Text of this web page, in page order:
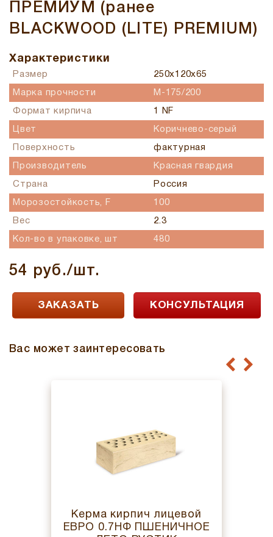
ПРЕМИУМ (ранее
BLACKWOOD (LITE) PREMIUM)
Характеристики
Размер 250x120x65
Марка прочности M-175/200
Формат кирпича 1 NF
Цвет Коричнево-серый
Поверхность фактурная
Производитель Красная гвардия
Страна Россия
Морозостойкость, F 100
Вес 2.3
Кол-во в упаковке, шт 480
54 руб./шт.
ЗАКАЗАТЬ КОНСУЛЬТАЦИЯ
Вас может заинтересовать
Керма кирпич лицевой
ЕВРО 0.7НФ ПШЕНИЧНОЕ